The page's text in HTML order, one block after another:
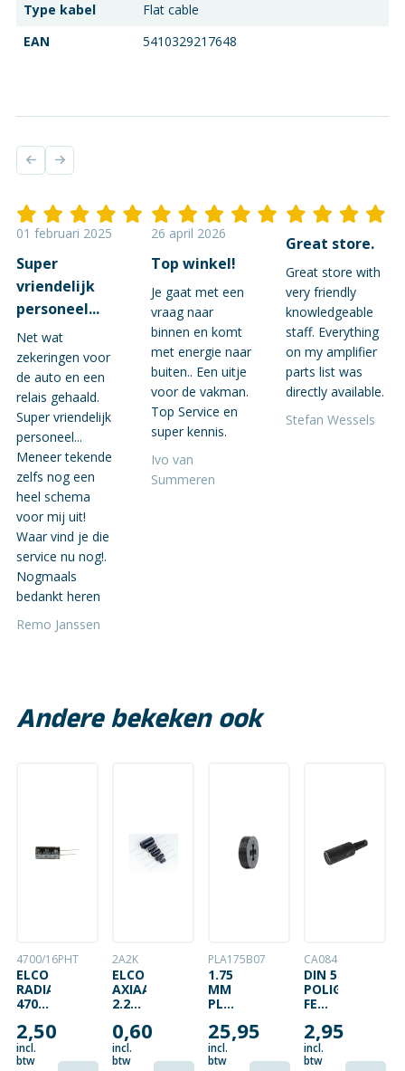
Type kabel
Flat cable
EAN
5410329217648
01 februari 2025
Super
vriendelijk
personeel...
Net wat
zekeringen voor
de auto en een
relais gehaald.
Super vriendelijk
personeel...
Meneer tekende
zelfs nog een
heel schema
voor mij uit!
Waar vind je die
service nu nog!.
Nogmaals
bedankt heren
Remo Janssen
26 april 2026
Top winkel!
Je gaat met een
vraag naar
binnen en komt
met energie naar
buiten.. Een uitje
voor de vakman.
Top Service en
super kennis.
Ivo van
Summeren
Great store.
Great store with
very friendly
knowledgeable
staff. Everything
on my amplifier
parts list was
directly available.
Stefan Wessels
Andere bekeken ook
4700/16PHT
ELCO
RADIAAL
4700UF
2,50
incl.
btw
2A2K
ELCO
AXIAAL
2.2UF
0,60
incl.
btw
PLA175B07
1.75
MM
PLA-
–
ZWART
– 750
25,95
incl.
btw
CA084
DIN 5
POLIG
FEMALE
PVC
ZWART
2,95
incl.
btw